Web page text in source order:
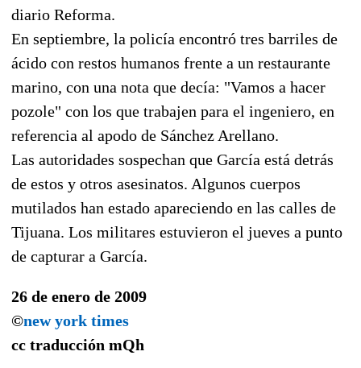
diario Reforma.
En septiembre, la policía encontró tres barriles de
ácido con restos humanos frente a un restaurante
marino, con una nota que decía: "Vamos a hacer
pozole" con los que trabajen para el ingeniero, en
referencia al apodo de Sánchez Arellano.
Las autoridades sospechan que García está detrás
de estos y otros asesinatos. Algunos cuerpos
mutilados han estado apareciendo en las calles de
Tijuana. Los militares estuvieron el jueves a punto
de capturar a García.
26 de enero de 2009
©new york times
cc traducción mQh